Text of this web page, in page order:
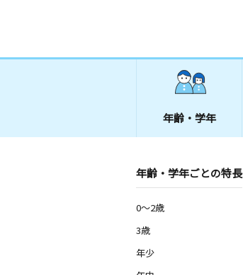
年齢・学年
年齢・学年ごとの特長
0～2歳
3歳
年少